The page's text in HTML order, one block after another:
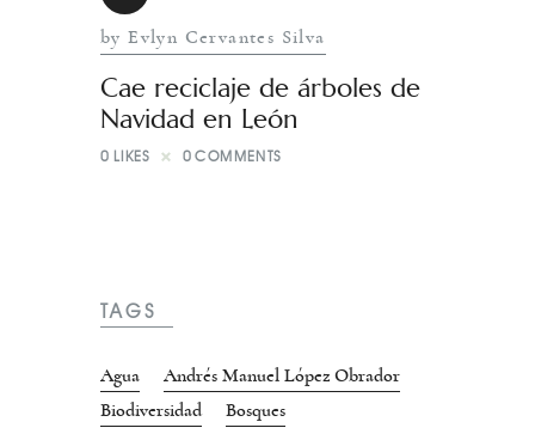
by Evlyn Cervantes Silva
Cae reciclaje de árboles de
Navidad en León
0 LIKES 0 COMMENTS
TAGS
Agua
Andrés Manuel López Obrador
Biodiversidad
Bosques